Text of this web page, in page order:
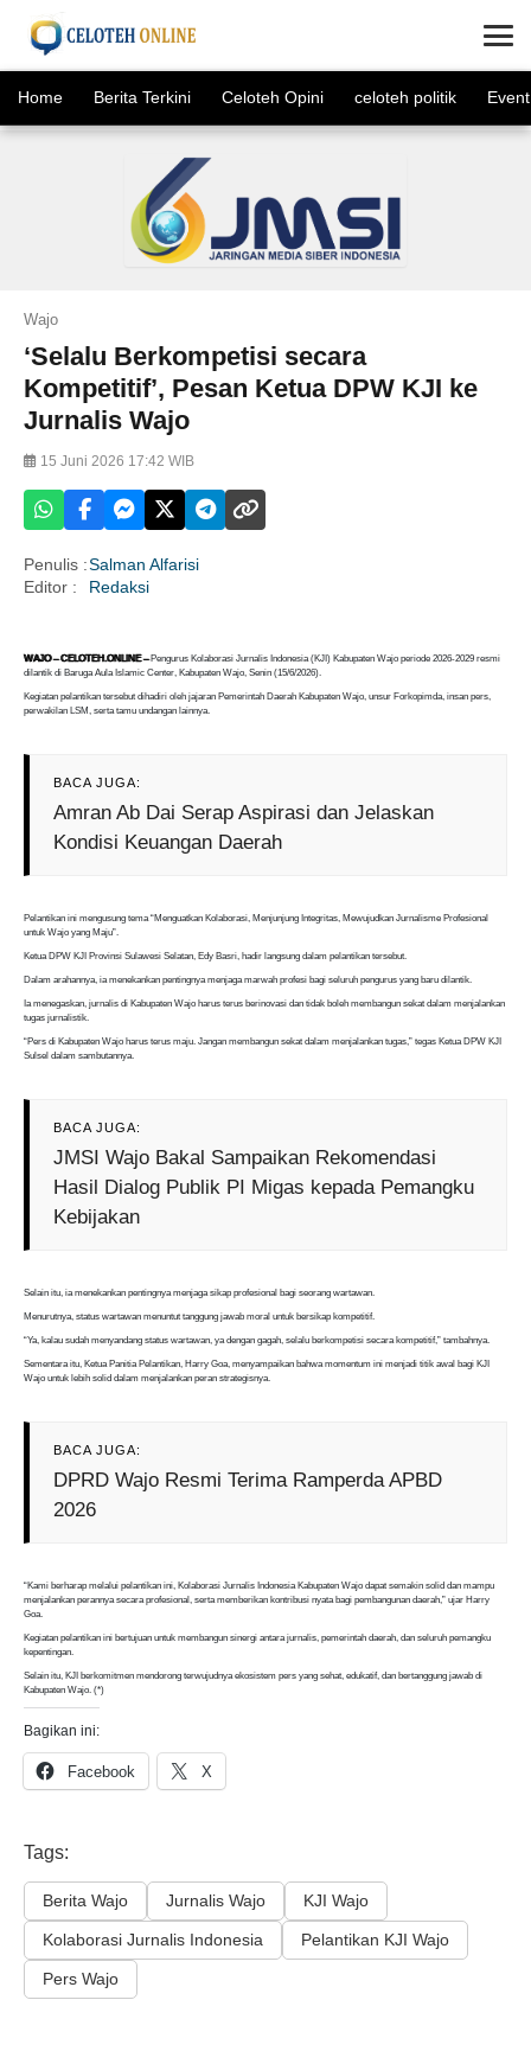
Home Berita Terkini Celoteh Opini celoteh politik Event
Wajo
‘Selalu Berkompetisi secara
Kompetitif’, Pesan Ketua DPW KJI ke
Jurnalis Wajo
15 Juni 2026 17:42 WIB
Penulis :Salman Alfarisi
Editor :
Redaksi
WAJO – CELOTEH.ONLINE –Pengurus Kolaborasi Jurnalis Indonesia (KJI) Kabupaten Wajo periode 2026-2029 resmi
dilantik di Baruga Aula Islamic Center, Kabupaten Wajo, Senin (15/6/2026).
Kegiatan pelantikan tersebut dihadiri oleh jajaran Pemerintah Daerah Kabupaten Wajo, unsur Forkopimda, insan pers,
perwakilan LSM, serta tamu undangan lainnya.
BACA JUGA:
Amran Ab Dai Serap Aspirasi dan Jelaskan
Kondisi Keuangan Daerah
Pelantikan ini mengusung tema “Menguatkan Kolaborasi, Menjunjung Integritas, Mewujudkan Jurnalisme Profesional
untuk Wajo yang Maju”.
Ketua DPW KJI Provinsi Sulawesi Selatan, Edy Basri, hadir langsung dalam pelantikan tersebut.
Dalam arahannya, ia menekankan pentingnya menjaga marwah profesi bagi seluruh pengurus yang baru dilantik.
Ia menegaskan, jurnalis di Kabupaten Wajo harus terus berinovasi dan tidak boleh membangun sekat dalam menjalankan
tugas jurnalistik.
“Pers di Kabupaten Wajo harus terus maju. Jangan membangun sekat dalam menjalankan tugas,” tegas Ketua DPW KJI
Sulsel dalam sambutannya.
BACA JUGA:
JMSI Wajo Bakal Sampaikan Rekomendasi
Hasil Dialog Publik PI Migas kepada Pemangku
Kebijakan
Selain itu, ia menekankan pentingnya menjaga sikap profesional bagi seorang wartawan.
Menurutnya, status wartawan menuntut tanggung jawab moral untuk bersikap kompetitif.
“Ya, kalau sudah menyandang status wartawan, ya dengan gagah, selalu berkompetisi secara kompetitif,” tambahnya.
Sementara itu, Ketua Panitia Pelantikan, Harry Goa, menyampaikan bahwa momentum ini menjadi titik awal bagi KJI
Wajo untuk lebih solid dalam menjalankan peran strategisnya.
BACA JUGA:
DPRD Wajo Resmi Terima Ramperda APBD
2026
“Kami berharap melalui pelantikan ini, Kolaborasi Jurnalis Indonesia Kabupaten Wajo dapat semakin solid dan mampu
menjalankan perannya secara profesional, serta memberikan kontribusi nyata bagi pembangunan daerah,” ujar Harry
Goa.
Kegiatan pelantikan ini bertujuan untuk membangun sinergi antara jurnalis, pemerintah daerah, dan seluruh pemangku
kepentingan.
Selain itu, KJI berkomitmen mendorong terwujudnya ekosistem pers yang sehat, edukatif, dan bertanggung jawab di
Kabupaten Wajo. (*)
Bagikan ini:
Facebook X
Tags:
Berita Wajo Jurnalis Wajo KJI Wajo
Kolaborasi Jurnalis Indonesia Pelantikan KJI Wajo
Pers Wajo